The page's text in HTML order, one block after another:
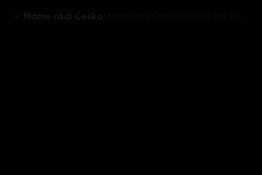
Máme rádi Česko